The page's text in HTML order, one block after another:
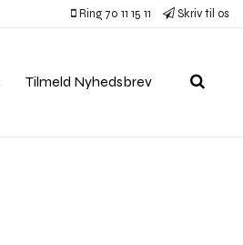
Ring 70 11 15 11 Skriv til os
Tilmeld Nyhedsbrev